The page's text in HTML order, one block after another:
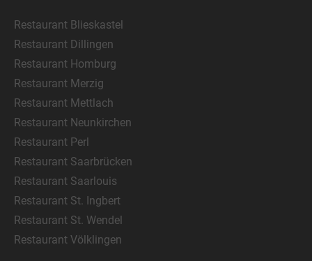
Restaurant Blieskastel
Restaurant Dillingen
Restaurant Homburg
Restaurant Merzig
Restaurant Mettlach
Restaurant Neunkirchen
Restaurant Perl
Restaurant Saarbrücken
Restaurant Saarlouis
Restaurant St. Ingbert
Restaurant St. Wendel
Restaurant Völklingen